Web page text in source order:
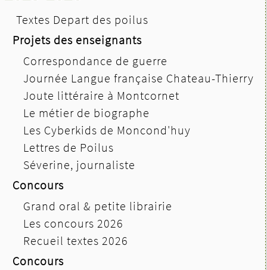
Textes Depart des poilus
Projets des enseignants
Correspondance de guerre
Journée Langue française Chateau-Thierry
Joute littéraire à Montcornet
Le métier de biographe
Les Cyberkids de Moncond'huy
Lettres de Poilus
Séverine, journaliste
Concours
Grand oral & petite librairie
Les concours 2026
Recueil textes 2026
Concours